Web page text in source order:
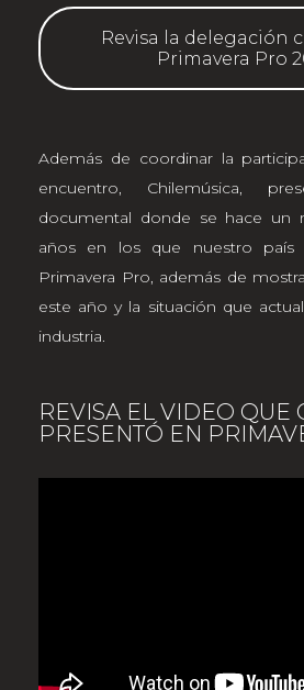
Revisa la delegación
Primavera Pro
Además de coordinar la
encuentro, Chilemúsica,
documental donde se hace un
años en los que nuestro país
Primavera Pro, además de
este año y la situación que
industria.
REVISA EL VIDEO QUE
PRESENTÓ EN